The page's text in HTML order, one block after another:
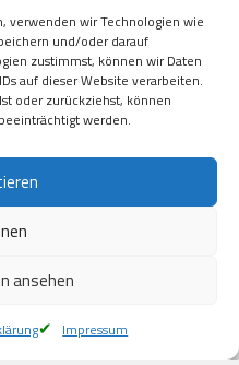
verwenden wir Technologien wie
und/oder darauf
zustimmst, können wir Daten
auf dieser Website verarbeiten.
oder zurückziehst, können
werden.
ansehen
Impressum